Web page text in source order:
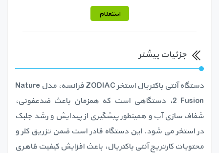
استعلام
جزئیات بیشتر
دستگاه آنتی باکتریال استخر ZODIAC فرانسه، مدل Nature
2 Fusion، دستگاهی است که همزمان باعث ضدعفونی،
شفاف سازی آب و همینطور پیشگیری از پیدایش و رشد جلبک
در استخر می شود. این دستگاه قادر است ضمن تزریق کلر و
محتویات کارتریج آنتی باکتریال، باعث افزایش کیفیت ظاهری